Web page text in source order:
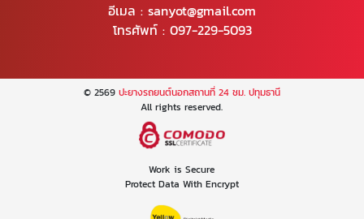
อีเมล : sanyot@gmail.com
โทรศัพท์ : 097-229-5093
© 2569 ปะยางรถยนต์นอกสถานที่ 24 ชม. ปทุมธานี
All rights reserved.
Work is Secure
Protect Data With Encrypt